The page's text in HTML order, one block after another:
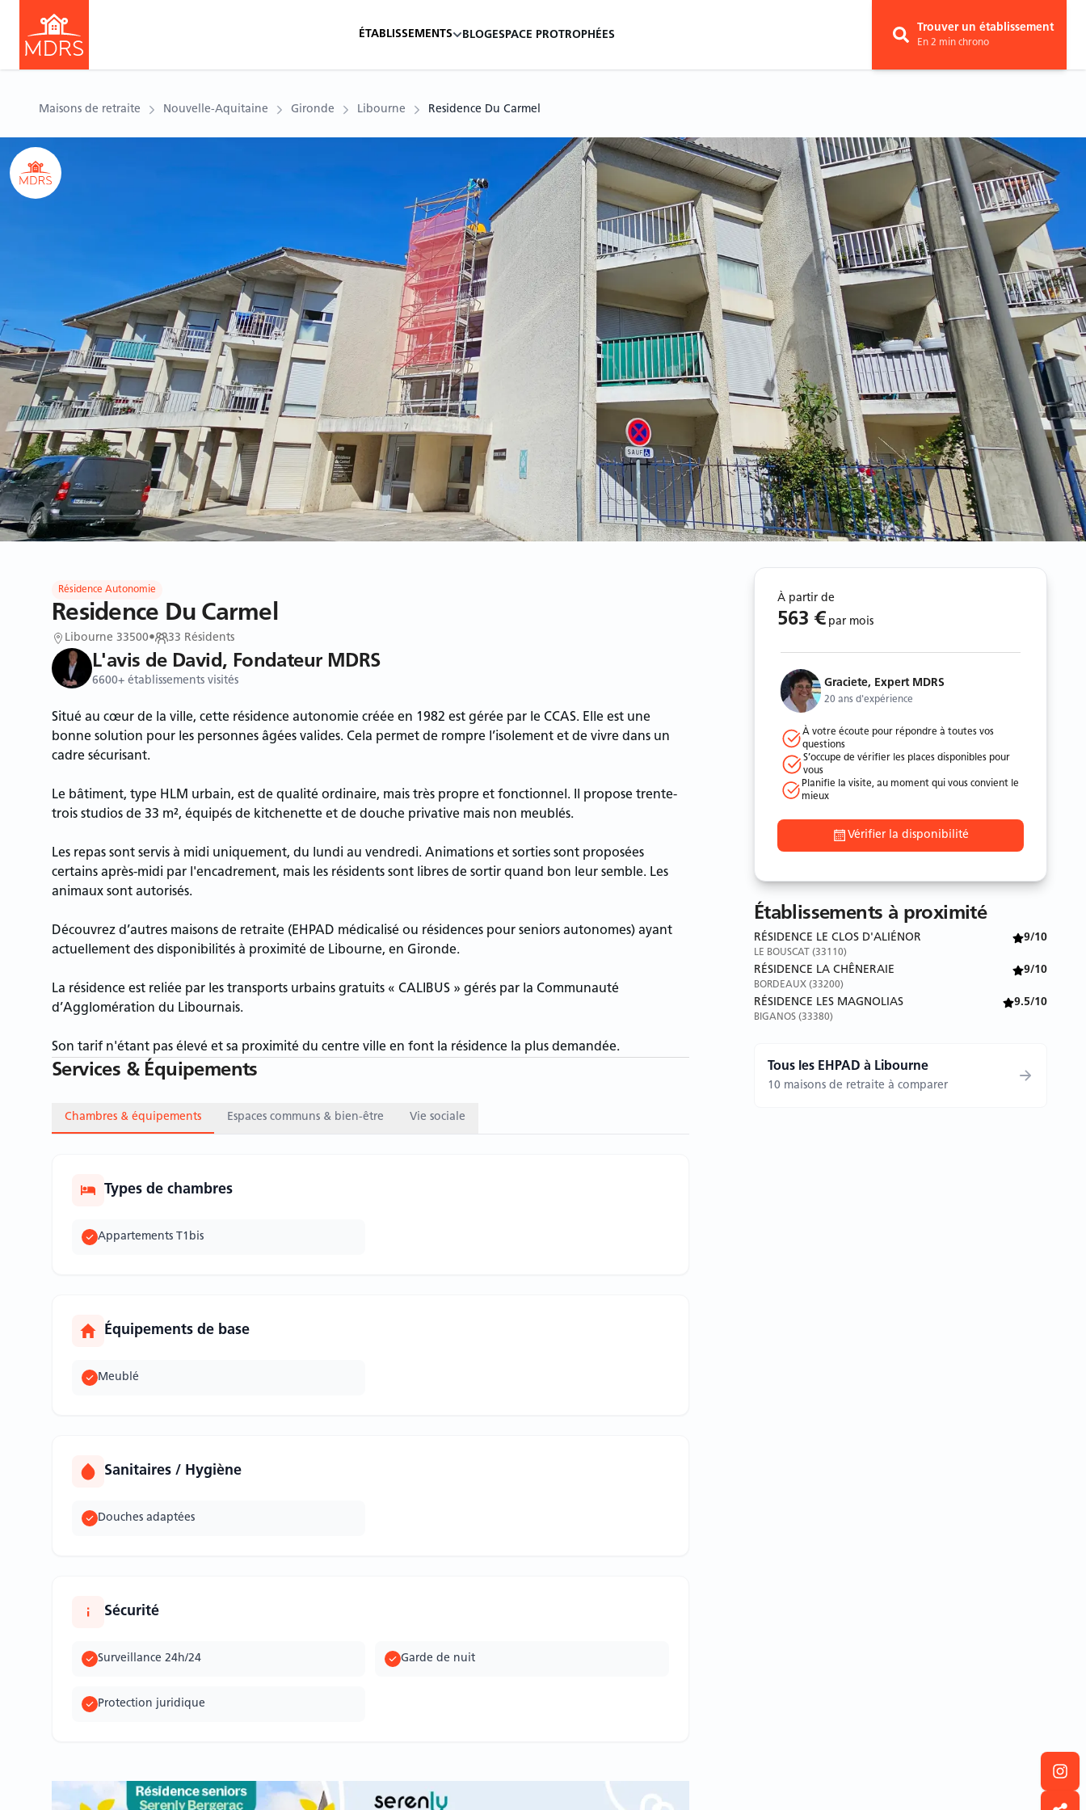
ÉTABLISSEMENTS BLOGESPACE PROTROPHÉES
Trouver un établissement
En 2 min chrono
Maisons de retraite Nouvelle-Aquitaine Gironde Libourne Residence Du Carmel
le carousel
Résidence Autonomie
Residence Du Carmel
Libourne 33500• 33 Résidents
L'avis de David, Fondateur MDRS
6600+ établissements visités
Situé au cœur de la ville, cette résidence autonomie créée en 1982 est gérée par le CCAS. Elle est une
bonne solution pour les personnes âgées valides. Cela permet de rompre l’isolement et de vivre dans un
cadre sécurisant.
Le bâtiment, type HLM urbain, est de qualité ordinaire, mais très propre et fonctionnel. Il propose trente-
trois studios de 33 m², équipés de kitchenette et de douche privative mais non meublés.
Les repas sont servis à midi uniquement, du lundi au vendredi. Animations et sorties sont proposées
certains après-midi par l'encadrement, mais les résidents sont libres de sortir quand bon leur semble. Les
animaux sont autorisés.
Découvrez d’autres maisons de retraite (EHPAD médicalisé ou résidences pour seniors autonomes) ayant
actuellement des disponibilités à proximité de Libourne, en Gironde.
La résidence est reliée par les transports urbains gratuits « CALIBUS » gérés par la Communauté
d’Agglomération du Libournais.
Son tarif n'étant pas élevé et sa proximité du centre ville en font la résidence la plus demandée.
Services & Équipements
Chambres & équipements Espaces communs & bien-être Vie sociale
Types de chambres
Appartements T1bis
Équipements de base
Meublé
Sanitaires / Hygiène
Douches adaptées
Sécurité
Surveillance 24h/24 Garde de nuit
Protection juridique
À partir de
563 € par mois
Graciete, Expert MDRS
20 ans d'expérience
À votre écoute pour répondre à toutes vos
questions
S’occupe de vérifier les places disponibles pour
vous
Planifie la visite, au moment qui vous convient le
mieux
Vérifier la disponibilité
Établissements à proximité
RÉSIDENCE LE CLOS D'ALIÉNOR 9/10
LE BOUSCAT (33110)
RÉSIDENCE LA CHÊNERAIE 9/10
BORDEAUX (33200)
RÉSIDENCE LES MAGNOLIAS 9.5/10
BIGANOS (33380)
Tous les EHPAD à Libourne
10 maisons de retraite à comparer